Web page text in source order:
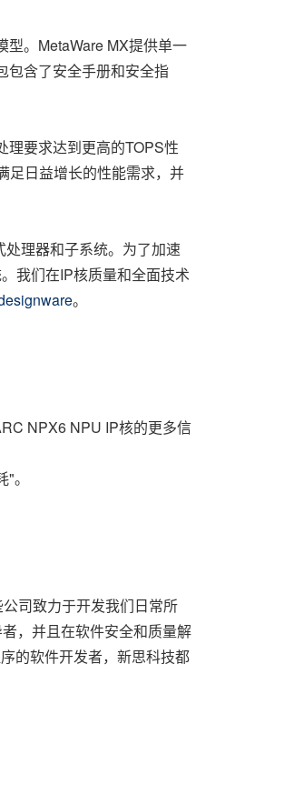
。MetaWare MX提供单一
包含了安全手册和安全指
理要求达到更高的TOPS性
足日益增长的性能需求，并
理器和子系统。为了加速
我们在IP核质量和全面技术
。
NPX6 NPU IP核的更多信
。
司致力于开发我们日常所
，并且在软件安全和质量解
的软件开发者，新思科技都